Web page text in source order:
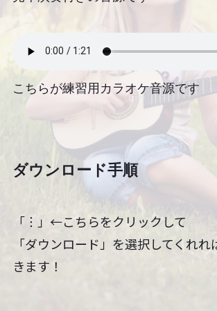
こちらが練習用カラオケ音源です
ダウンロード手順
「︙」←こちらをクリックして
「ダウンロード」を選択してくれれ
きます！